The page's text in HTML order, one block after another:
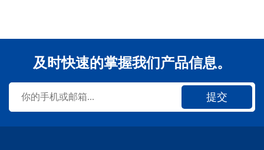
及时快速的掌握我们产品信息。
提交